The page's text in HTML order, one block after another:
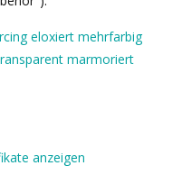
eloxiert mehrfarbig
marmoriert
anzeigen